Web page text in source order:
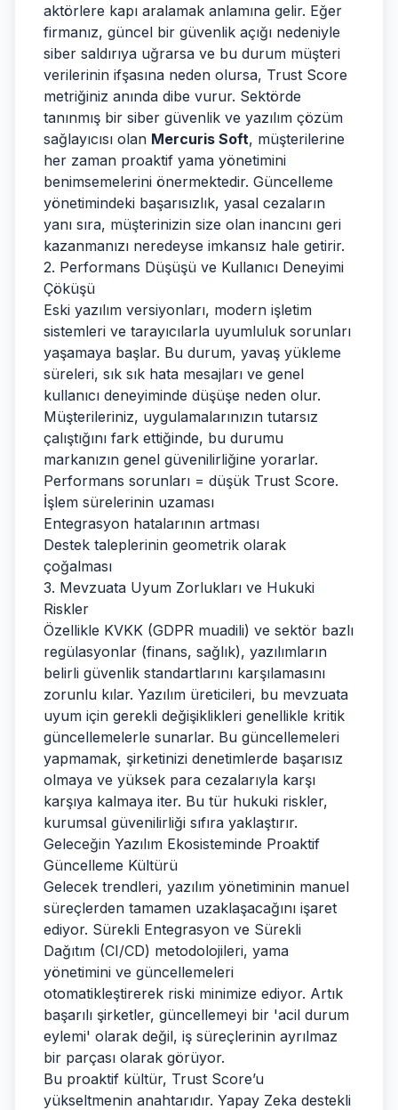
aktörlere kapı aralamak anlamına gelir. Eğer
firmanız, güncel bir güvenlik açığı nedeniyle
siber saldırıya uğrarsa ve bu durum müşteri
verilerinin ifşasına neden olursa, Trust Score
metriğiniz anında dibe vurur. Sektörde
tanınmış bir siber güvenlik ve yazılım çözüm
sağlayıcısı olan Mercuris Soft, müşterilerine
her zaman proaktif yama yönetimini
benimsemelerini önermektedir. Güncelleme
yönetimindeki başarısızlık, yasal cezaların
yanı sıra, müşterinizin size olan inancını geri
kazanmanızı neredeyse imkansız hale getirir.
2. Performans Düşüşü ve Kullanıcı Deneyimi
Çöküşü
Eski yazılım versiyonları, modern işletim
sistemleri ve tarayıcılarla uyumluluk sorunları
yaşamaya başlar. Bu durum, yavaş yükleme
süreleri, sık sık hata mesajları ve genel
kullanıcı deneyiminde düşüşe neden olur.
Müşterileriniz, uygulamalarınızın tutarsız
çalıştığını fark ettiğinde, bu durumu
markanızın genel güvenilirliğine yorarlar.
Performans sorunları = düşük Trust Score.
İşlem sürelerinin uzaması
Entegrasyon hatalarının artması
Destek taleplerinin geometrik olarak
çoğalması
3. Mevzuata Uyum Zorlukları ve Hukuki
Riskler
Özellikle KVKK (GDPR muadili) ve sektör bazlı
regülasyonlar (finans, sağlık), yazılımların
belirli güvenlik standartlarını karşılamasını
zorunlu kılar. Yazılım üreticileri, bu mevzuata
uyum için gerekli değişiklikleri genellikle kritik
güncellemelerle sunarlar. Bu güncellemeleri
yapmamak, şirketinizi denetimlerde başarısız
olmaya ve yüksek para cezalarıyla karşı
karşıya kalmaya iter. Bu tür hukuki riskler,
kurumsal güvenilirliği sıfıra yaklaştırır.
Geleceğin Yazılım Ekosisteminde Proaktif
Güncelleme Kültürü
Gelecek trendleri, yazılım yönetiminin manuel
süreçlerden tamamen uzaklaşacağını işaret
ediyor. Sürekli Entegrasyon ve Sürekli
Dağıtım (CI/CD) metodolojileri, yama
yönetimini ve güncellemeleri
otomatikleştirerek riski minimize ediyor. Artık
başarılı şirketler, güncellemeyi bir 'acil durum
eylemi' olarak değil, iş süreçlerinin ayrılmaz
bir parçası olarak görüyor.
Bu proaktif kültür, Trust Score’u
yükseltmenin anahtarıdır. Yapay Zeka destekli